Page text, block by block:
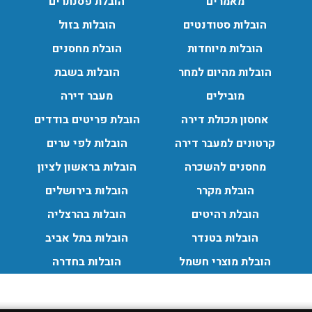
החל
עודכן לאחרונה: 24/02/2026,
מנוף
הובלות סטודנטים
הובלות מיוחדות
הובלות מהיום למחר
מובילים
אחסון תכולת דירה
קרטונים למעבר דירה
מחסנים להשכרה
הובלת מקרר
הובלת רהיטים
הובלות בטנדר
הובלת מוצרי חשמל
הובלות בזול
הובלת מחסנים
הובלות בשבת
מעבר דירה
הובלת פריטים בודדים
הובלות לפי ערים
הובלות בראשון לציון
הובלות בירושלים
הובלות בהרצליה
הובלות בתל אביב
הובלות בחדרה